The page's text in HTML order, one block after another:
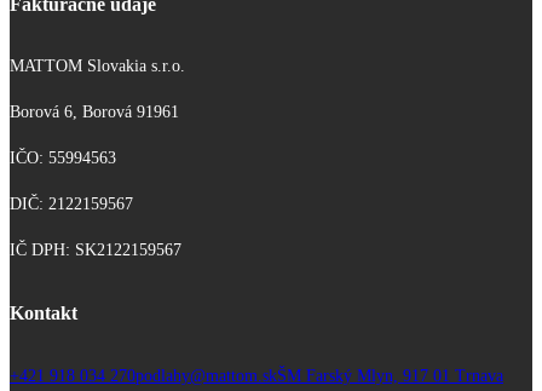
MATTOM Slovakia s.r.o.
Borová 6, Borová 91961
IČO: 55994563
DIČ: 2122159567
IČ DPH: SK2122159567
Kontakt
+421 918 034 270podlahy@mattom.skŠM Farský Mlyn, 917 01 Trnava